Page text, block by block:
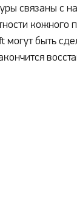
связаны с
кожного
могут быть